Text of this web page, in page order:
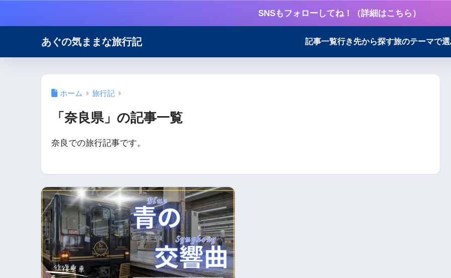
SNSもフォローしてね！（詳細はこちら）
あぐの気ままな旅行記 記事一覧行き先から探す旅のテーマで
ホーム 旅行記
「奈良県」の記事一覧
奈良での旅行記事です。